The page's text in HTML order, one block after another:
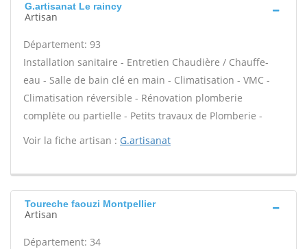
G.artisanat Le raincy
Artisan
Département: 93
Installation sanitaire - Entretien Chaudière / Chauffe-
eau - Salle de bain clé en main - Climatisation - VMC -
Climatisation réversible - Rénovation plomberie
complète ou partielle - Petits travaux de Plomberie -
Voir la fiche artisan : G.artisanat
Toureche faouzi Montpellier
Artisan
Département: 34